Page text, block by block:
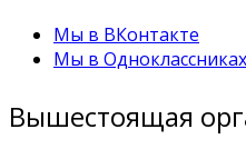
Мы в ВКонтакте
Мы в Одноклассниках
Вышестоящая